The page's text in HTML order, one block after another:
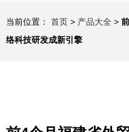
当前位置： 首页 > 产品大全 >
络科技研发成新引擎